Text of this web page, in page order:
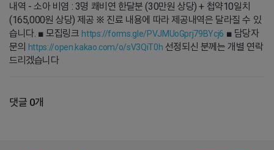
내역 - 소아 비염 : 3명 쾌비연 한달분 (30만원 상당) + 첩약10일치
(165,000원 상당) 제공 ※ 진료 내용에 따라 제공내역은 달라질 수 있
습니다. ■ 모집링크https://forms.gle/PVJMUoGprj79BYcj6 ■ 담당자
문의 https://open.kakao.com/o/sV3QiT0h 선정되신 분께는 개별 연락
드리겠습니다
댓글 0개